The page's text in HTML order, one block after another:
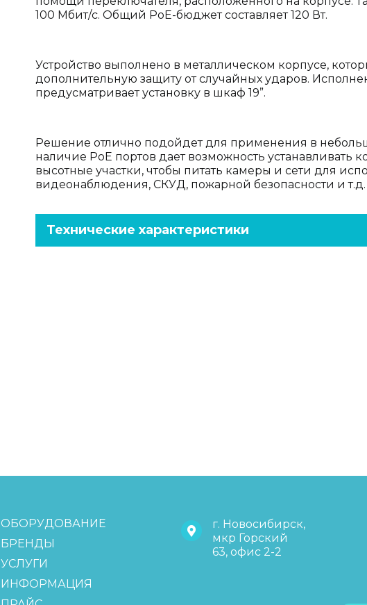
100 Мбит/c. Общий PoE-бюджет составляет 120 Вт.
Устройство выполнено в металлическом корпусе,
дополнительную защиту от случайных ударов.
предусматривает установку в шкаф 19”.
Решение отлично подойдет для применения в
наличие PoE портов дает возможность устанавливать
высотные участки, чтобы питать камеры и сети для
видеонаблюдения, СКУД, пожарной безопасности и т.д.
Технические характеристики
ОБОРУДОВАНИЕ
БРЕНДЫ
УСЛУГИ
ИНФОРМАЦИЯ
г. Новосибирск,
мкр Горский
63, офис 2-2